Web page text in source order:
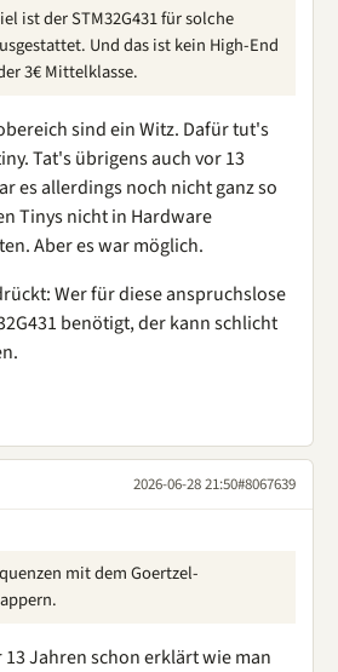
ist der STM32G431 für solche
Und das ist kein High-End
3€ Mittelklasse.
sind ein Witz. Dafür tut's
Tat's übrigens auch vor 13
es allerdings noch nicht ganz so
Tinys nicht in Hardware
Aber es war möglich.
Wer für diese anspruchslose
benötigt, der kann schlicht
2026-06-28 21:50#8067639
mit dem Goertzel-
Jahren schon erklärt wie man